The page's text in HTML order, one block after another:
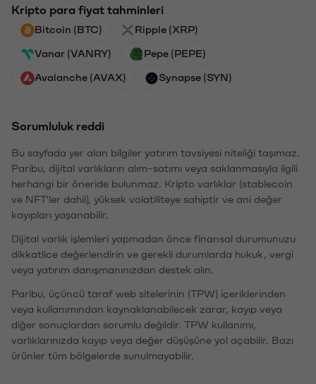
Kripto para fiyat tahminleri
Bitcoin (BTC) Ripple (XRP)
Vanar (VANRY) Pepe (PEPE)
Avalanche (AVAX) Synapse (SYN)
Sorumluluk reddi
Bu sayfada yer alan bilgiler yatırım tavsiyesi niteliği taşımaz.
Paribu, dijital varlıkların alım-satımı veya saklanmasıyla ilgili
herhangi bir öneride bulunmaz. Kripto varlıklar (stablecoin
ve NFT'ler dahil), yüksek volatiliteye sahiptir ve ani değer
kayıpları yaşanabilir.
Dijital varlık işlemleri yapmadan önce finansal durumunuzu
dikkatlice değerlendirin ve gerekli durumlarda hukuk, vergi
veya yatırım danışmanınızdan destek alın.
Paribu, üçüncü taraf web sitelerinin (TPW) içeriklerinden
veya kullanımından kaynaklanabilecek zarar, kayıp veya
diğer sonuçlardan sorumlu değildir. TPW kullanımı,
varlıklarınızda kayıp veya değer düşüşüne yol açabilir. Bazı
ürünler tüm bölgelerde sunulmayabilir.